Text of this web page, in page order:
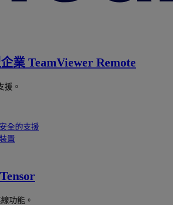
業 TeamViewer Remote
援。
全的支援
置
功能。